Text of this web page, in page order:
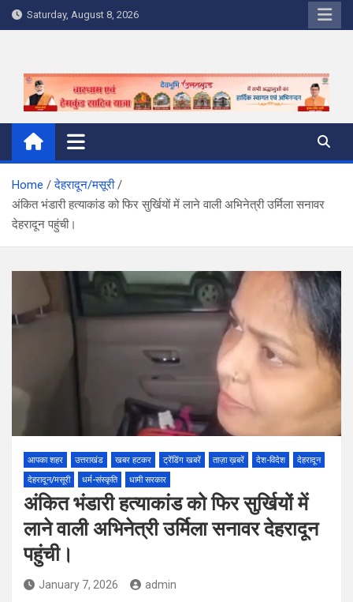
Skip
to
Saturday, August 8, 2026
Home
देहरादून/मसूरी
अंकित भंडारी हत्याकांड को फिर सुर्खियों में लाने वाली अभिनेत्री उर्मिला सनावर
देहरादून पहुंची।
आपका शहर उत्तराखंड खबर हटकर ट्रेंडिंग खबरें ताज़ा ख़बरें देश-विदेश
देहरादून
देहरादून/मसूरी
धर्म-संस्कृति धामी सरकार
अंकित भंडारी हत्याकांड को फिर सुर्खियों में
लाने वाली अभिनेत्री उर्मिला सनावर देहरादून
पहुंची।
January 7, 2026 admin